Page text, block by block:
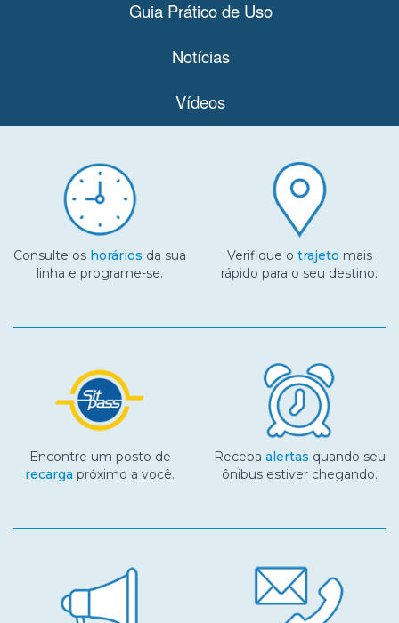
disponível
recentes
Guia Prático de Uso
Notícias
Vídeos
principais
aplicativo
SiMRmtc.
Consulte os horários da sua
linha e programe-se.
Verifique o trajeto mais
rápido para o seu destino.
Encontre um posto de
recarga próximo a você.
Receba alertas quando seu
ônibus estiver chegando.